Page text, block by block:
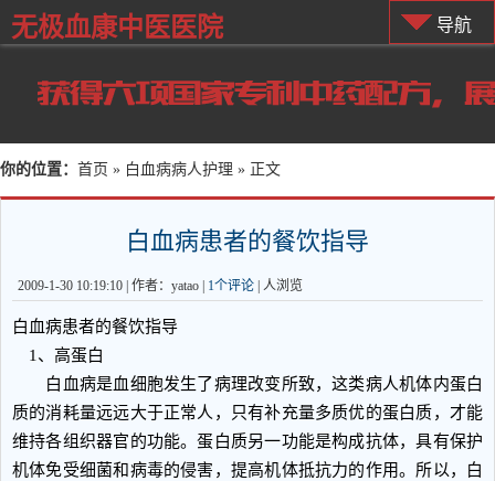
导航
无极血康中医医院
你的位置： 首页 » 白血病病人护理 » 正文
白血病患者的餐饮指导
2009-1-30 10:19:10 | 作者：yatao | 1个评论 人浏览
白血病患者的餐饮指导
1、高蛋白
白血病是血细胞发生了病理改变所致，这类病人机体内蛋白
质的消耗量远远大于正常人，只有补充量多质优的蛋白质，才能
维持各组织器官的功能。蛋白质另一功能是构成抗体，具有保护
机体免受细菌和病毒的侵害，提高机体抵抗力的作用。所以，白